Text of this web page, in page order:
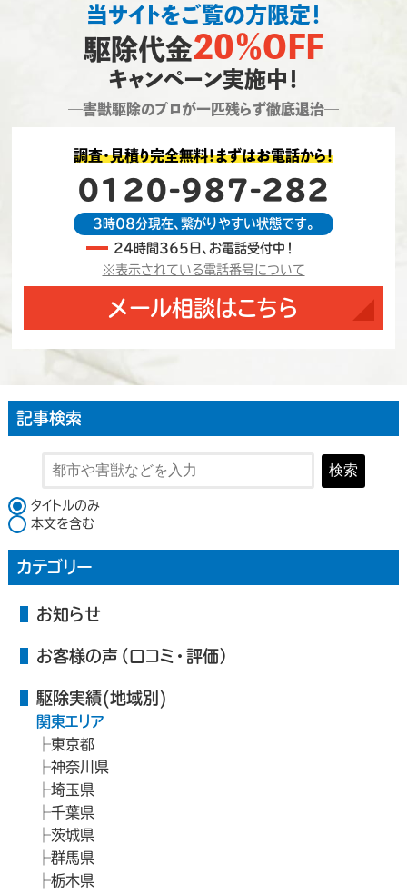
当サイトをご覧の方限定！
駆除代金20％OFF
キャンペーン実施中！
―害獣駆除のプロが一匹残らず徹底退治―
調査・見積り完全無料！まずはお電話から！
0120-987-282
3時08分現在、繋がりやすい状態です。
24時間365日、お電話受付中！
※表示されている電話番号について
メール相談はこちら
記事検索
検索
検索対象
タイトルのみ
本文を含む
カテゴリー
お知らせ
お客様の声（口コミ・評価）
駆除実績(地域別)
関東エリア
東京都
神奈川県
埼玉県
千葉県
茨城県
群馬県
栃木県